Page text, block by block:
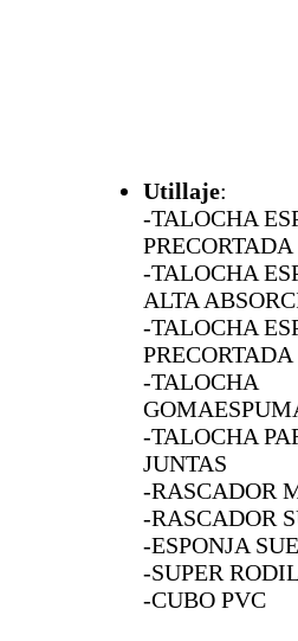
Utillaje:
-TALOCHA
PRECORTADA
-TALOCHA
ALTA
-TALOCHA
PRECORTADA
-TALOCHA
-TALOCHA
JUNTAS
-RASCADOR
-RASCADOR
-ESPONJA
-SUPER
-CUBO PVC